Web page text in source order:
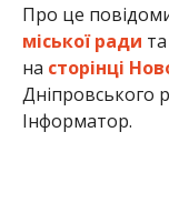
Про це
міської ради та
на сторінці
Дніпровського
Інформатор.